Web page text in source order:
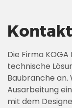
Die Firma
technische
Baubranche an.
Ausarbeitung
mit dem